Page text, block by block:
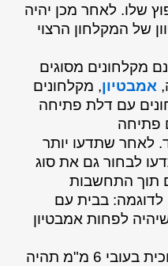
שלו. לאחר מכן יהיה
של המקלחון הרצוי
מקלחונים מסוגים
אמבטיון, מקלחונים
עם דלת פתיחה
פתיחה
לאחר שתדעו יותר
לבחור גם את סוג
תוך התחשבות
לדוגמה: בבית עם
לפחות אמבטיון
– זכוכית בעובי 6 מ"מ תהיה